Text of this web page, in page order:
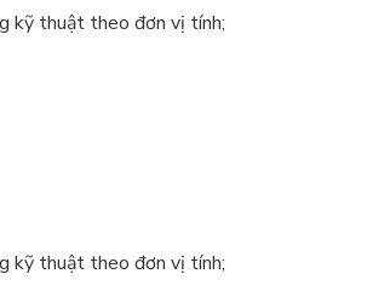
kỹ thuật theo đơn vị tính;
kỹ thuật theo đơn vị tính;